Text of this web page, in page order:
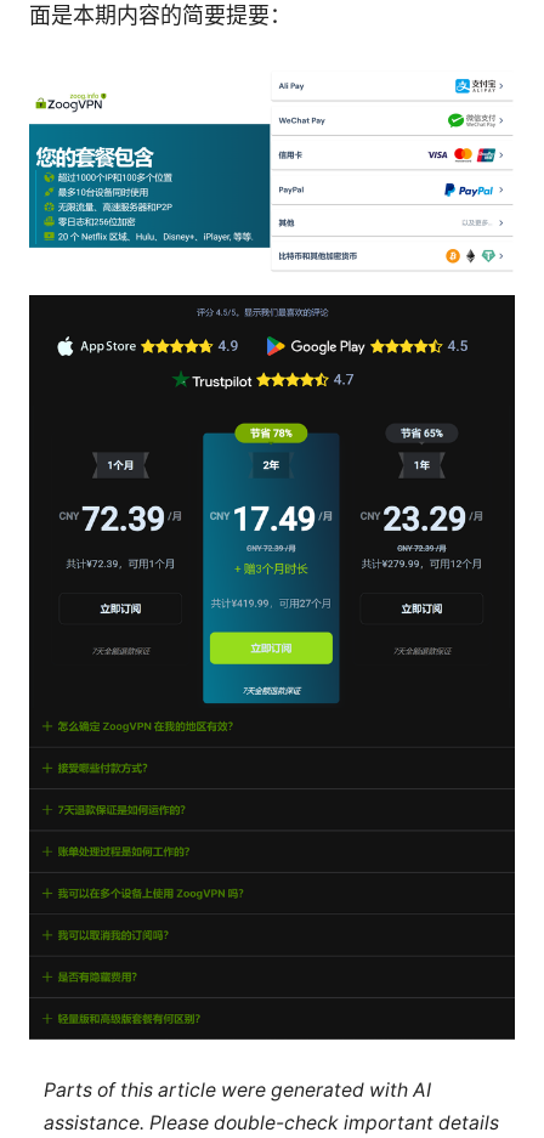
面是本期内容的简要提要：
Parts of this article were generated with AI
assistance. Please double-check important details